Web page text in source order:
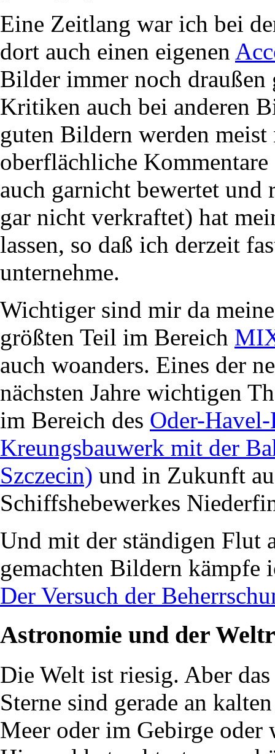
Eine Zeitlang war ich bei
dort auch einen eigenen
Bilder immer noch
Kritiken auch bei anderen
guten Bildern werden
oberflächliche
auch garnicht bewertet
gar nicht verkraftet) hat
lassen, so daß ich derzeit
unternehme.
Wichtiger sind mir da
größten Teil im Bereich
auch woanders. Eines der
nächsten Jahre wichtigen
im Bereich des Oder-
Kreungsbauwerk mit der
Szczecin) und in Zukunft
Schiffshebewerkes
Und mit der ständigen Flut
gemachten Bildern kämpfe
Der Versuch der
Astronomie und der
Die Welt ist riesig. Aber
Sterne sind gerade an
Meer oder im Gebirge oder